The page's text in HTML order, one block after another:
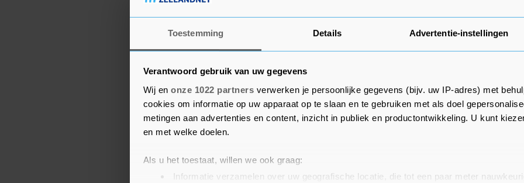
Toestemming Details Advertentie-instellingen
Verantwoord gebruik van uw gegevens
Wij en onze 1022 partners verwerken je persoonlijke gegevens (bijv. uw IP-adres) met
cookies om informatie op uw apparaat op te slaan en te gebruiken met als doel
metingen aan advertenties en content, inzicht in publiek en productontwikkeling. U kunt
en met welke doelen.
Als u het toestaat, willen we ook graag:
Informatie verzamelen over uw geografische locatie, die tot een paar meter
Ajax ontloopt clubs als Barcelona, Atlético Madrid,
Manchester City, Manchester United, Chelsea en Borussia
Dotrmund als het in pot 2 van de loting terecht komt.